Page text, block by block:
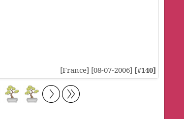
[France] [08-07-2006] [#140]